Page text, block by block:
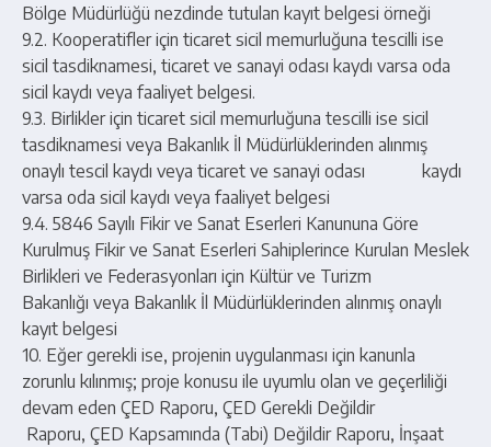
Bölge Müdürlüğü nezdinde tutulan kayıt belgesi örneği
9.2. Kooperatifler için ticaret sicil memurluğuna tescilli ise
sicil tasdiknamesi, ticaret ve sanayi odası kaydı varsa oda
sicil kaydı veya faaliyet belgesi.
9.3. Birlikler için ticaret sicil memurluğuna tescilli ise sicil
tasdiknamesi veya Bakanlık İl Müdürlüklerinden alınmış
onaylı tescil kaydı veya ticaret ve sanayi odası kaydı
varsa oda sicil kaydı veya faaliyet belgesi
9.4. 5846 Sayılı Fikir ve Sanat Eserleri Kanununa Göre
Kurulmuş Fikir ve Sanat Eserleri Sahiplerince Kurulan Meslek
Birlikleri ve Federasyonları için Kültür ve Turizm
Bakanlığı veya Bakanlık İl Müdürlüklerinden alınmış onaylı
kayıt belgesi
10. Eğer gerekli ise, projenin uygulanması için kanunla
zorunlu kılınmış; proje konusu ile uyumlu olan ve geçerliliği
devam eden ÇED Raporu, ÇED Gerekli Değildir
Raporu, ÇED Kapsamında (Tabi) Değildir Raporu, İnşaat